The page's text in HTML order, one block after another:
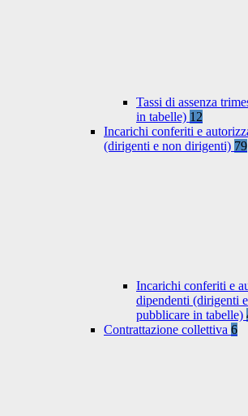
Tassi di assenza
in tabelle) 12
Incarichi conferiti e
(dirigenti e non dirigenti) 79
Incarichi conferiti e
dipendenti (dirigenti
pubblicare in tabelle)
Contrattazione collettiva 6